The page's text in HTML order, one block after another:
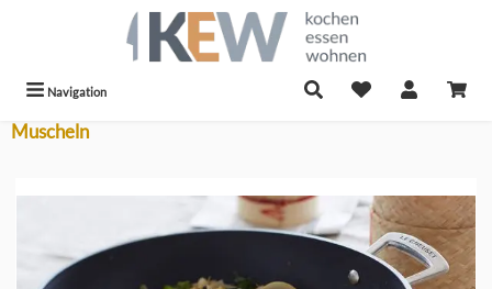
Navigation
Muscheln